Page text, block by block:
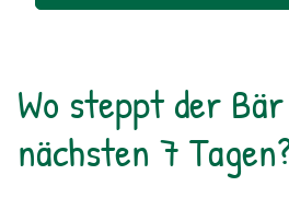
Wo steppt der
nächsten 7